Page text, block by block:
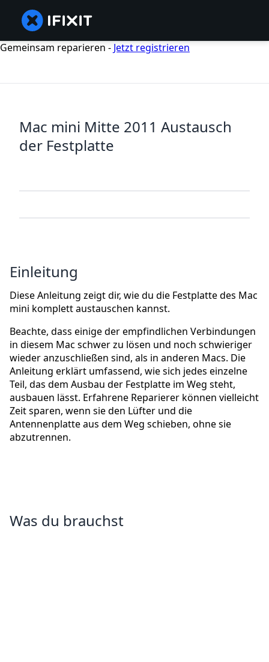
Gemeinsam reparieren - Jetzt registrieren
Mac mini Mitte 2011 Austausch
der Festplatte
Einleitung
Diese Anleitung zeigt dir, wie du die Festplatte des Mac
mini komplett austauschen kannst.
Beachte, dass einige der empfindlichen Verbindungen
in diesem Mac schwer zu lösen und noch schwieriger
wieder anzuschließen sind, als in anderen Macs. Die
Anleitung erklärt umfassend, wie sich jedes einzelne
Teil, das dem Ausbau der Festplatte im Weg steht,
ausbauen lässt. Erfahrene Reparierer können vielleicht
Zeit sparen, wenn sie den Lüfter und die
Antennenplatte aus dem Weg schieben, ohne sie
abzutrennen.
Was du brauchst